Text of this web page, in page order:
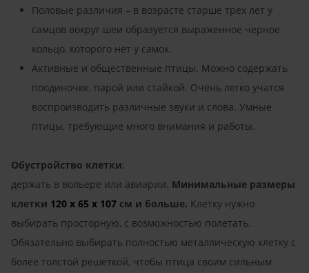
Половые различия – в возрасте старше трех лет у
самцов вокруг шеи образуется выраженное черное
кольцо, которого нет у самок.
Активные и общественные птицы. Можно содержать
поодиночке, парой или стайкой. Очень легко учатся
воспроизводить различные звуки и слова. Умные
птицы, требующие много внимания и работы.
Обустройство клетки:
держать в вольере или авиарии. Минимальные размеры
клетки 120 x 65 x 107 см и больше. Клетку нужно
выбирать просторную, с возможностью полетать.
Обязательно выбирать полностью металлическую клетку с
более толстой решеткой, чтобы птица своим сильным